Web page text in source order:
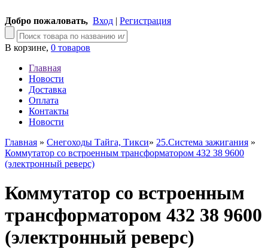
Добро пожаловать, Вход | Регистрация
В корзине, 0 товаров
Главная
Новости
Доставка
Оплата
Контакты
Новости
Главная » Снегоходы Тайга, Тикси» 25.Система зажигания »
Коммутатор со встроенным трансформатором 432 38 9600
(электронный реверс)
Коммутатор со встроенным
трансформатором 432 38 9600
(электронный реверс)